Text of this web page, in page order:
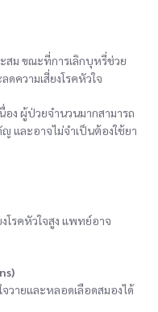
สม ขณะที่การเลิกบุหรี่ช่วย
ความเสี่ยงโรคหัวใจ
ง ผู้ป่วยจำนวนมากสามารถ
และอาจไม่จำเป็นต้องใช้ยา
โรคหัวใจสูง แพทย์อาจ
จวายและหลอดเลือดสมองได้